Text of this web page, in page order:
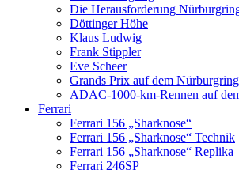
Die Herausforderung
Döttinger Höhe
Klaus Ludwig
Frank Stippler
Eve Scheer
Grands Prix auf dem Nürburgring
ADAC-1000-km-Rennen auf
Ferrari
Ferrari 156 „Sharknose“
Ferrari 156 „Sharknose“ Technik
Ferrari 156 „Sharknose“ Replika
Ferrari 246SP